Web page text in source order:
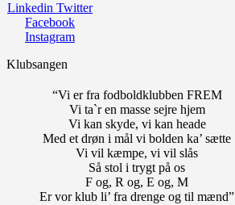
Linkedin Twitter
Facebook
Instagram
Klubsangen
“Vi er fra fodboldklubben FREM
Vi ta`r en masse sejre hjem
Vi kan skyde, vi kan heade
Med et drøn i mål vi bolden ka’ sætte
Vi vil kæmpe, vi vil slås
Så stol i trygt på os
F og, R og, E og, M
Er vor klub li’ fra drenge og til mænd”